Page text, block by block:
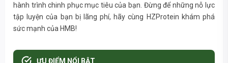
hành trình chinh phục mục tiêu của bạn. Đừng để những nỗ lực
tập luyện của bạn bị lãng phí, hãy cùng HZProtein khám phá
sức mạnh của HMB!
ƯU ĐIỂM NỔI BẬT